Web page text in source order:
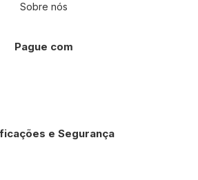
Sobre nós
Pague com
e Segurança